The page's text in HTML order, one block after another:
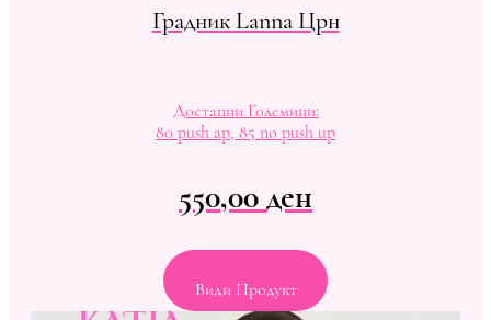
Градник Lanna Црн
Достапни Големини:
80 push ap, 85 no push up
550,00ден
Види Продукт